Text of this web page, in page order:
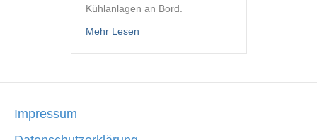
Kühlanlagen an Bord.
Mehr Lesenabout Kühlung an Bord
Impressum